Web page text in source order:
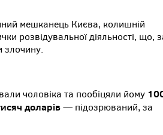
мешканець Києва, колишній
розвідувальної діяльності, що,
злочину.
чоловіка та пообіцяли йому
доларів— підозрюваний, за